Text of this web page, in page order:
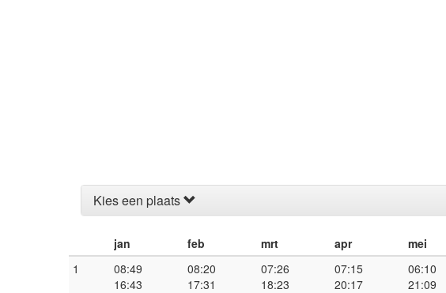
Kies een plaats
jan feb mrt apr mei
1
08:49
16:43
08:20
17:31
07:26
18:23
07:15
20:17
06:10
21:09